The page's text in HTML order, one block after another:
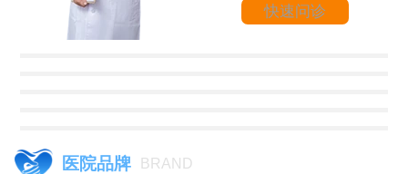
快速问诊
医院品牌 BRAND